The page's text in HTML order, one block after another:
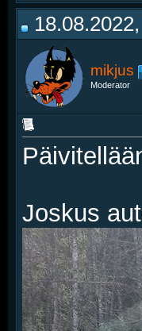
mikjus
Moderator
Joskus